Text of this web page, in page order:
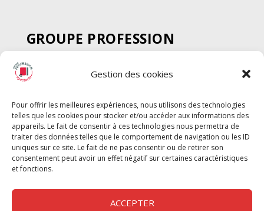
Gestion des cookies
Pour offrir les meilleures expériences, nous utilisons des technologies
telles que les cookies pour stocker et/ou accéder aux informations des
appareils. Le fait de consentir à ces technologies nous permettra de
traiter des données telles que le comportement de navigation ou les ID
uniques sur ce site. Le fait de ne pas consentir ou de retirer son
consentement peut avoir un effet négatif sur certaines caractéristiques
et fonctions.
ACCEPTER
GROUPE PROFESSION
SPECTACLE
Chèque Intermittents
Chèque Compta
Chèque Emploi Spectacle
G-Pods
Profession Audio-visuel